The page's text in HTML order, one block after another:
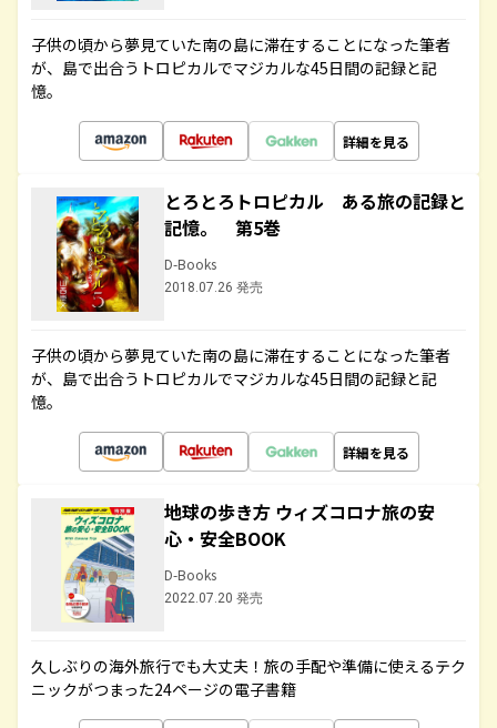
子供の頃から夢見ていた南の島に滞在することになった筆者
が、島で出合うトロピカルでマジカルな45日間の記録と記
憶。
詳細を見る
とろとろトロピカル ある旅の記録と
記憶。 第5巻
D-Books
2018.07.26 発売
子供の頃から夢見ていた南の島に滞在することになった筆者
が、島で出合うトロピカルでマジカルな45日間の記録と記
憶。
詳細を見る
地球の歩き方 ウィズコロナ旅の安
心・安全BOOK
D-Books
2022.07.20 発売
久しぶりの海外旅行でも大丈夫！旅の手配や準備に使えるテク
ニックがつまった24ページの電子書籍